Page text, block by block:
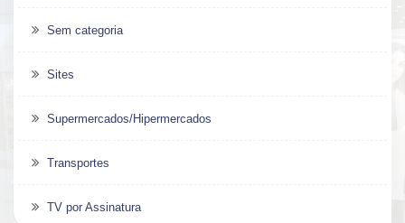
Sem categoria
Sites
Supermercados/Hipermercados
Transportes
TV por Assinatura